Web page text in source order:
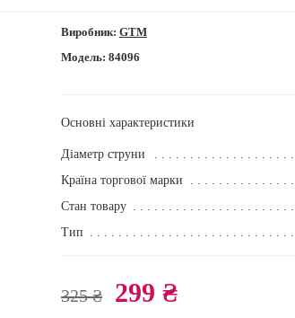
Виробник: GTM
Модель: 84096
Основні характеристики
Діаметр струни
Країна торгової марки
Стан товару
Тип
325 ₴ 299 ₴